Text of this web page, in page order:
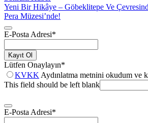
Yeni Bir Hikâye – Göbeklitepe Ve
Pera Müzesi’nde!
E-Posta Adresi*
Kayıt Ol
Lütfen Onaylayın*
KVKK Aydınlatma metnini okudum ve
This field should be left blank
E-Posta Adresi*